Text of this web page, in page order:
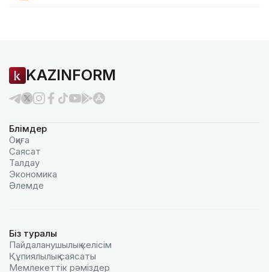
KAZINFORM
Бөлімдер
Оқиға
Саясат
Талдау
Экономика
Әлемде
Біз туралы
Пайдаланушылық келiciм
Құпиялылық саясаты
Мемлекеттік рәміздер